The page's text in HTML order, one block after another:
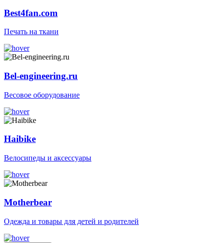
Best4fan.com
Печать на ткани
Bel-engineering.ru
Весовое оборудование
Haibike
Велосипеды и аксессуары
Motherbear
Одежда и товары для детей и родителей